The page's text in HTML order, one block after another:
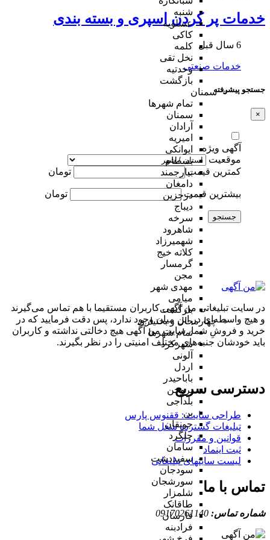
شنبه
عسلویه
کاکی
کلمه
نخل تقی
وحدتیه
بازگشت
سمنان
تمام شهر‌ها
سمنان
آرادان
امیریه
ایوانکی
بسطام
بیارجمند
دامغان
درجزین
دیباج
سرخه
شاهرود
شهمیرزاد
کلاته خیج
گرمسار
مجن
مهدی شهر
میامی
بازگشت
چهارمحال و بختیاری
تمام شهر‌ها
شهرکرد
آلونی
اردل
باباحیدر
بروجن
بلداجی
بن
جونقان
چلگرد
سامان
سفیددشت
سودجان
سورشجان
شلمزار
طاقانک
فارسان
فرادبنه
خدمات پر کردن اسپری و بسته بندی
6 سال قبل
خدمات صنعتی
جستجو پیشرفته
×
آگهی ویژه
موقعیت
کمترین قیمت
تومان
بیشترین قیمت تومان
جستجو
در سایت تبلیغاتی من آگهی کاربران مستقیما با هم تماس می‌گیرند
و هیچ واسطه‌ای در این میان وجود ندارد، پس دقت فرمایید که در
خرید و فروشِ شما، سایت من آگهی هیچ دخالتی نداشته و کاربران
باید خودشان جنبه‌های مختلف امنیتی را در نظر بگیرند.
دسترسی سریع
طراحی سایت :‌ ققنوس پارس
تبلیغات گسترده شغل شما
قوانین و مقررات
ثبت اینماد
لیست سایتهای تبلیغاتی
تماس با ما
شماره تماس: 09170261140